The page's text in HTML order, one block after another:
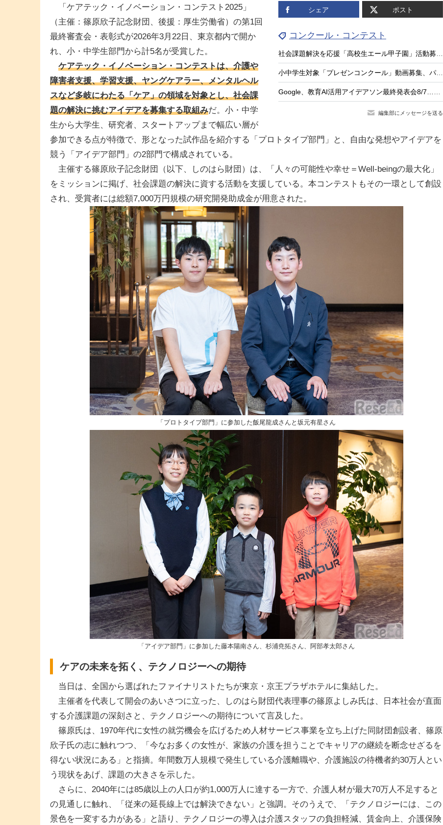
シェア ポスト
コンクール・コンテスト
社会課題解決を応援「高校生エール甲子園」活動募集、最大20万円支援
小中学生対象「プレゼンコンクール」動画募集、パナソニック教育財団
Google、教育AI活用アイデアソン最終発表会8/7…最優秀9人が登壇
編集部にメッセージを送る
「ケアテック・イノベーション・コンテスト2025」
（主催：篠原欣子記念財団、後援：厚生労働省）の第1回
最終審査会・表彰式が2026年3月22日、東京都内で開か
れ、小・中学生部門から計5名が受賞した。
ケアテック・イノベーション・コンテストは、介護や
障害者支援、学習支援、ヤングケアラー、メンタルヘル
スなど多岐にわたる「ケア」の領域を対象とし、社会課
題の解決に挑むアイデアを募集する取組みだ。小・中学
生から大学生、研究者、スタートアップまで幅広い層が
参加できる点が特徴で、形となった試作品を紹介する「プロトタイプ部門」と、自由な発想やアイデアを
競う「アイデア部門」の2部門で構成されている。
主催する篠原欣子記念財団（以下、しのはら財団）は、「人々の可能性や幸せ＝Well-beingの最大化」
をミッションに掲げ、社会課題の解決に資する活動を支援している。本コンテストもその一環として創設
され、受賞者には総額7,000万円規模の研究開発助成金が用意された。
「プロトタイプ部門」に参加した飯尾龍成さんと坂元有星さん
「アイデア部門」に参加した藤本陽南さん、杉浦尭拓さん、阿部孝太郎さん
ケアの未来を拓く、テクノロジーへの期待
当日は、全国から選ばれたファイナリストたちが東京・京王プラザホテルに集結した。
主催者を代表して開会のあいさつに立った、しのはら財団代表理事の篠原よしみ氏は、日本社会が直面
する介護課題の深刻さと、テクノロジーへの期待について言及した。
篠原氏は、1970年代に女性の就労機会を広げるため人材サービス事業を立ち上げた同財団創設者、篠原
欣子氏の志に触れつつ、「今なお多くの女性が、家族の介護を担うことでキャリアの継続を断念せざるを
得ない状況にある」と指摘。年間数万人規模で発生している介護離職や、介護施設の待機者約30万人とい
う現状をあげ、課題の大きさを示した。
さらに、2040年には85歳以上の人口が約1,000万人に達する一方で、介護人材が最大70万人不足すると
の見通しに触れ、「従来の延長線上では解決できない」と強調。そのうえで、「テクノロジーには、この
景色を一変する力がある」と語り、テクノロジーの導入は介護スタッフの負担軽減、賃金向上、介護保険